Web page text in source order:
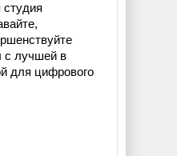
с лучшей в
для цифрового